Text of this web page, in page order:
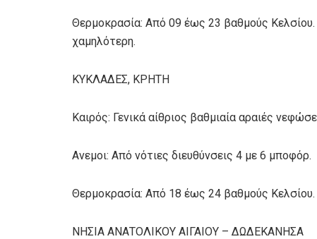
Θερμοκρασία: Από 09 έως 23 βαθμούς Κελσίου.
χαμηλότερη.
ΚΥΚΛΑΔΕΣ, ΚΡΗΤΗ
Καιρός: Γενικά αίθριος βαθμιαία αραιές
Ανεμοι: Από νότιες διευθύνσεις 4 με 6 μποφόρ.
Θερμοκρασία: Από 18 έως 24 βαθμούς Κελσίου.
ΝΗΣΙΑ ΑΝΑΤΟΛΙΚΟΥ ΑΙΓΑΙΟΥ – ΔΩΔΕΚΑΝΗΣΑ